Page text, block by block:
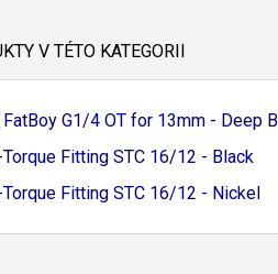
V TÉTO KATEGORII
G1/4 OT for 13mm - Deep
Torque Fitting STC 16/12 - Black
Torque Fitting STC 16/12 - Nickel